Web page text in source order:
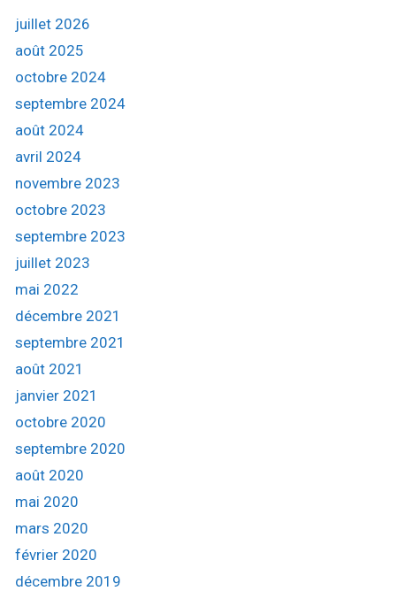
c
r
:
juillet 2026
août 2025
octobre 2024
septembre 2024
août 2024
avril 2024
novembre 2023
octobre 2023
septembre 2023
juillet 2023
mai 2022
décembre 2021
septembre 2021
août 2021
janvier 2021
octobre 2020
septembre 2020
août 2020
mai 2020
mars 2020
février 2020
décembre 2019